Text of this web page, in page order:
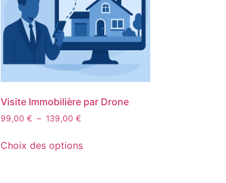
Visite Immobilière par Drone
99,00 € – 139,00 €
Choix des options